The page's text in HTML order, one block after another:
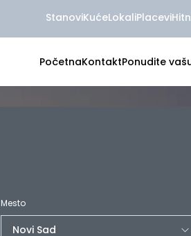
StanoviKućeLokaliPlacevi
PočetnaKontaktPonudite
Mesto